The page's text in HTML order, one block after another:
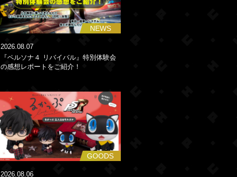
NEWS
2026.08.07
『ペルソナ４ リバイバル』特別体験会
の感想レポートをご紹介！
GOODS
2026.08.06